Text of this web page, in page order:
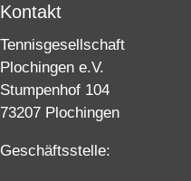
Kontakt
Tennisgesellschaft
Plochingen e.V.
Stumpenhof 104
73207 Plochingen
Geschäftsstelle: